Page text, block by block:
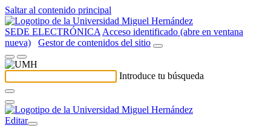
Saltar al contenido principal
SEDE ELECTRÓNICA Acceso identificado (abre en ventana
nueva)
Gestor de contenidos del sitio
Introduce tu búsqueda
Editar